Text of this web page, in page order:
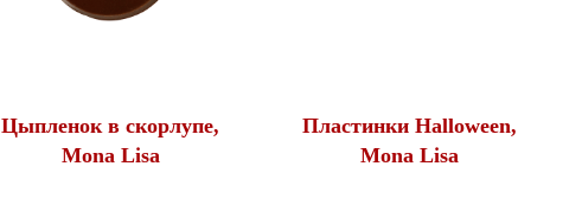
Цыпленок в скорлупе,
Mona Lisa
Пластинки Halloween,
Mona Lisa